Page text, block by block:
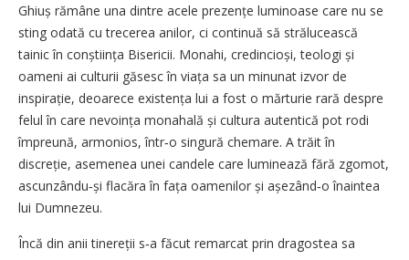
Ghiuș rămâne una dintre acele prezențe luminoase care nu se
sting odată cu trecerea anilor, ci continuă să strălucească
tainic în conștiința Bisericii. Monahi, credincioși, teologi și
oameni ai culturii găsesc în viața sa un minunat izvor de
inspirație, deoarece existența lui a fost o mărturie rară despre
felul în care nevoința monahală și cultura autentică pot rodi
împreună, armonios, într‑o singură chemare. A trăit în
discreție, asemenea unei candele care luminează fără zgomot,
ascunzându‑și flacăra în fața oamenilor și așezând‑o înaintea
lui Dumnezeu.
Încă din anii tinereții s‑a făcut remarcat prin dragostea sa